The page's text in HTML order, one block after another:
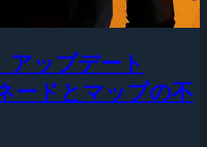
アップデート
ードとマップの不